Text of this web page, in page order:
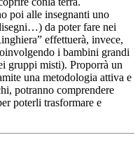
poi alle insegnanti uno
da poter fare nei
effettuerà, invece,
i bambini grandi
gruppi misti). Proporrà un
una metodologia attiva e
potranno comprendere
poterli trasformare e